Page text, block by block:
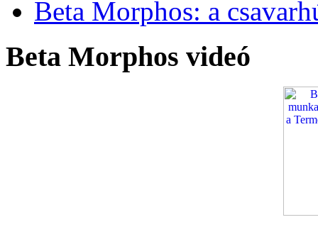
Beta Morphos: a
Beta Morphos videó